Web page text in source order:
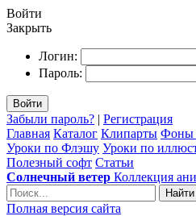
Войти
Закрыть
Логин:
Пароль:
Войти
Забыли пароль? | Регистрация
Главная Каталог Клипарты Фоны
Уроки по Флэшу Уроки по
Полезный софт Статьи
Солнечный ветер Коллекция
Найти
Полная версия сайта